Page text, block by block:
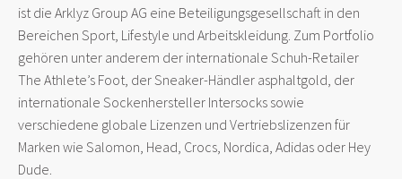
ist die Arklyz Group AG eine Beteiligungsgesellschaft in den
Bereichen Sport, Lifestyle und Arbeitskleidung. Zum Portfolio
gehören unter anderem der internationale Schuh-Retailer
The Athlete’s Foot, der Sneaker-Händler asphaltgold, der
internationale Sockenhersteller Intersocks sowie
verschiedene globale Lizenzen und Vertriebslizenzen für
Marken wie Salomon, Head, Crocs, Nordica, Adidas oder Hey
Dude.